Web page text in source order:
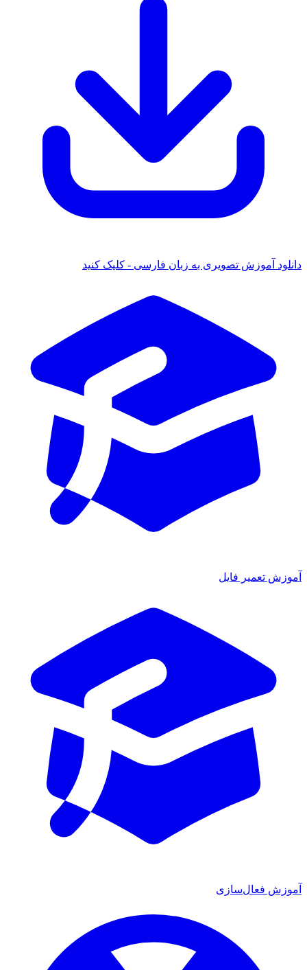
دانلود آموزش تصویری به زبان فارسی - کلیک کنید
آموزش تعمیر فایل
آموزش فعال‌سازی